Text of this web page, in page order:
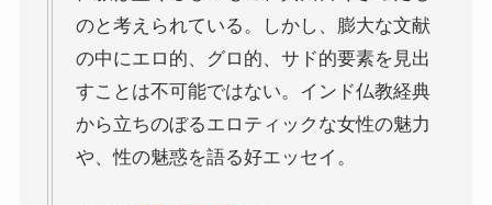
インド思想と文化、歴史
インドにおける仏教
スリランカ、ネパール、東南アジアの仏教
のと考えられている。しかし、膨大な文献
の中にエロ的、グロ的、サド的要素を見出
すことは不可能ではない。インド仏教経典
から立ちのぼるエロティックな女性の魅力
や、性の魅惑を語る好エッセイ。